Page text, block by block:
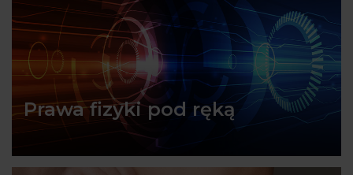
Prawa fizyki pod ręką